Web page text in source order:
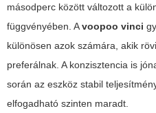
másodperc között változott a
függvényében. Avoopoo vinci
különösen azok számára, akik
preferálnak. A konzisztencia is
során az eszköz stabil
elfogadható szinten maradt.